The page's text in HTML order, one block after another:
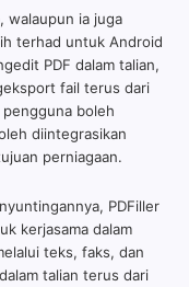
walaupun ia juga
terhad untuk Android
PDF dalam talian,
fail terus dari
boleh
diintegrasikan
perniagaan.
PDFiller
kerjasama dalam
teks, faks, dan
talian terus dari